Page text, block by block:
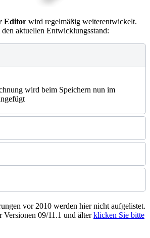
Editor wird regelmäßig weiterentwickelt.
aktuellen Entwicklungsstand:
wird beim Speichern nun im
vor 2010 werden hier nicht aufgelistet.
Versionen 09/11.1 und älterklicken Sie bitte